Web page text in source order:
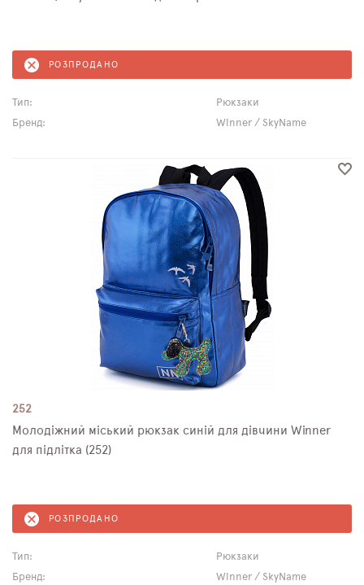
РОЗПРОДАНО
Тип:
Рюкзаки
Бренд:
Winner / SkyName
252
Молодіжний міський рюкзак синій для дівчини Winner
для підлітка (252)
РОЗПРОДАНО
Тип:
Рюкзаки
Бренд:
Winner / SkyName